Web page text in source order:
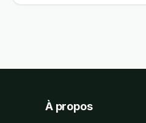
À propos